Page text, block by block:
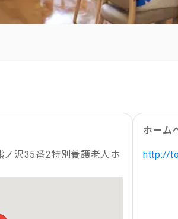
沢35番2特別養護老人ホ
ホーム
http://